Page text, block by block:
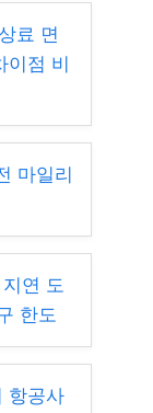
료 면
점 비
마일리
연 도
한도
항공사